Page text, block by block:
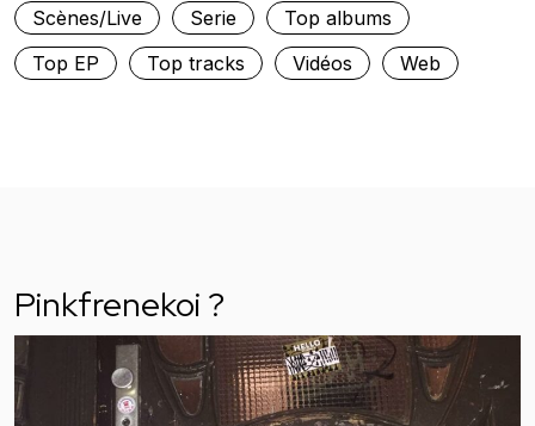
Scènes/Live
Serie
Top albums
Top EP
Top tracks Vidéos Web
Pinkfrenekoi ?